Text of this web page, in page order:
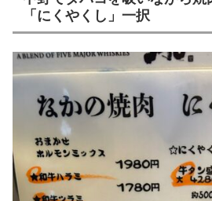
「にくやくし」一択